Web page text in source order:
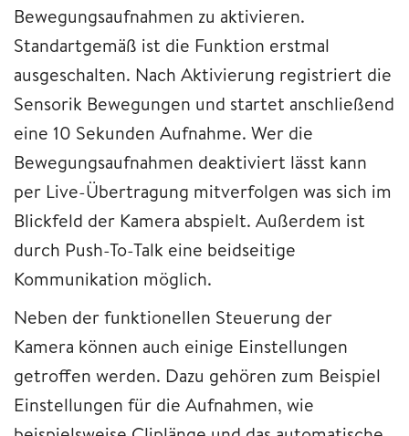
Bewegungsaufnahmen zu aktivieren.
Standartgemäß ist die Funktion erstmal
ausgeschalten. Nach Aktivierung registriert die
Sensorik Bewegungen und startet anschließend
eine 10 Sekunden Aufnahme. Wer die
Bewegungsaufnahmen deaktiviert lässt kann
per Live-Übertragung mitverfolgen was sich im
Blickfeld der Kamera abspielt. Außerdem ist
durch Push-To-Talk eine beidseitige
Kommunikation möglich.
Neben der funktionellen Steuerung der
Kamera können auch einige Einstellungen
getroffen werden. Dazu gehören zum Beispiel
Einstellungen für die Aufnahmen, wie